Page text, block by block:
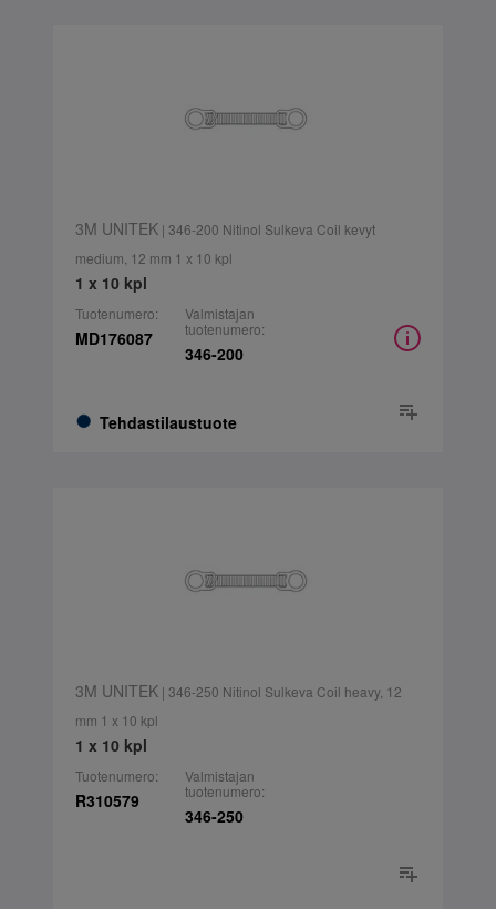
3M UNITEK| 346-200 Nitinol Sulkeva Coil kevyt
medium, 12 mm 1 x 10 kpl
1 x 10 kpl
Tuotenumero:
MD176087
Tehdastilaustuote
Valmistajan
tuotenumero:
346-200
3M UNITEK| 346-250 Nitinol Sulkeva Coil heavy, 12
mm 1 x 10 kpl
1 x 10 kpl
Tuotenumero:
R310579
Valmistajan
tuotenumero:
346-250